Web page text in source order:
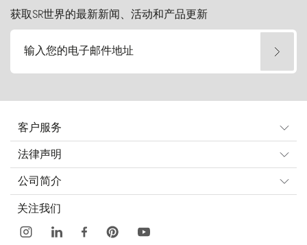
获取SR世界的最新新闻、活动和产品更新
输入您的电子邮件地址
客户服务
法律声明
公司简介
关注我们